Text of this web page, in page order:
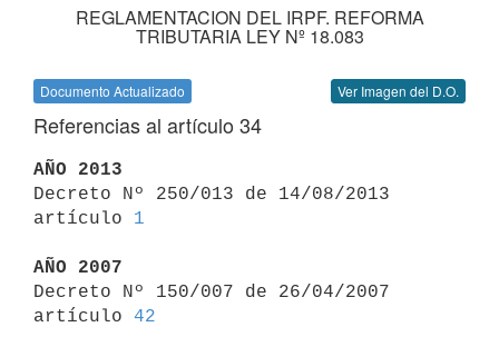
REGLAMENTACION DEL IRPF. REFORMA
TRIBUTARIA LEY Nº 18.083
Documento Actualizado Ver Imagen del D.O.
Referencias al artículo 34
AÑO 2013
Decreto Nº 250/013 de 14/08/2013
artículo 1
AÑO 2007
Decreto Nº 150/007 de 26/04/2007
artículo 42